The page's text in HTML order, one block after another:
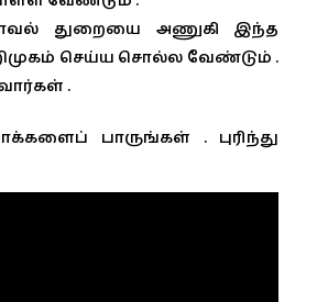
துறையை அணுகி இந்த
செய்ய சொல்ல வேண்டும் .
.
பாருங்கள் . புரிந்து